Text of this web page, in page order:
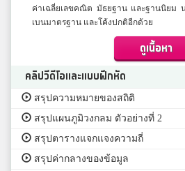
ค่าเฉลี่ยเลขคณิต มัธยฐาน และฐานนิยม น
เบนมาตรฐาน และโค้งปกติอีกด้วย
ดูเนื้อหา
คลิปวีดีโอและแบบฝึกหัด
สรุปความหมายของสถิติ
สรุปแผนภูมิวงกลม ตัวอย่างที่ 2
สรุปตารางแจกแจงความถี่
สรุปค่ากลางของข้อมูล